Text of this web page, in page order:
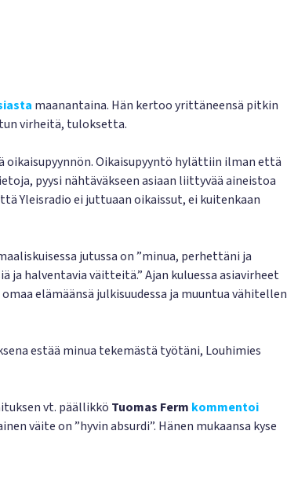
maanantaina. Hän kertoo yrittäneensä pitkin
virheitä, tuloksetta.
oikaisupyynnön. Oikaisupyyntö hylättiin ilman että
pyysi nähtäväkseen asiaan liittyvää aineistoa
Yleisradio ei juttuaan oikaissut, ei kuitenkaan
jutussa on ”minua, perhettäni ja
ja halventavia väitteitä.” Ajan kuluessa asiavirheet
elämäänsä julkisuudessa ja muuntua vähitellen
estää minua tekemästä työtäni, Louhimies
vt. päällikkö Tuomas Ferm kommentoi
väite on ”hyvin absurdi”. Hänen mukaansa kyse